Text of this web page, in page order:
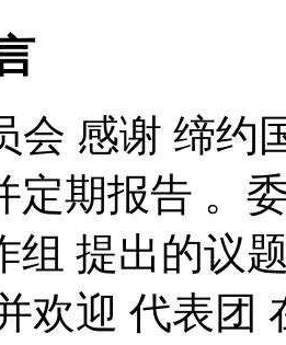
会 感谢 缔约
定期报告 。
组 提出的议
欢迎 代表团